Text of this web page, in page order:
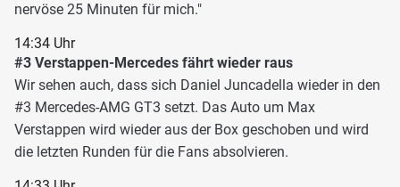
nervöse 25 Minuten für mich."
14:34 Uhr
#3 Verstappen-Mercedes fährt wieder raus
Wir sehen auch, dass sich Daniel Juncadella wieder in den
#3 Mercedes-AMG GT3 setzt. Das Auto um Max
Verstappen wird wieder aus der Box geschoben und wird
die letzten Runden für die Fans absolvieren.